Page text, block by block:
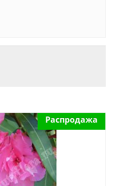
Распродажа